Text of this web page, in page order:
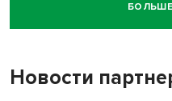
Новосибирский суд
пенсионерки на вокзале
Новости